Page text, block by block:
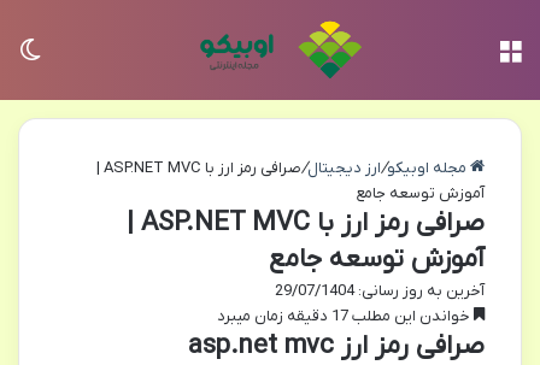
مجله اوبیکو/ارز دیجیتال/
صرافی رمز ارز با ASP.NET MVC |
آموزش توسعه جامع
آموزش توسعه جامع
آخرین به روز رسانی: 29/07/1404
خواندن این مطلب 17 دقیقه زمان میبرد
صرافی رمز ارز asp.net mvc